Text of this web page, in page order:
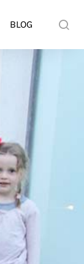
BLOG